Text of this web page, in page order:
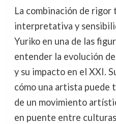
La combinación de rigor
interpretativa y
Yuriko en una de las
entender la evolución
y su impacto en el XXI.
cómo una artista puede
de un movimiento
en puente entre